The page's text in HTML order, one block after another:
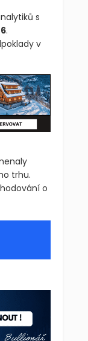
s
.
v
trhu.
o
oznámila